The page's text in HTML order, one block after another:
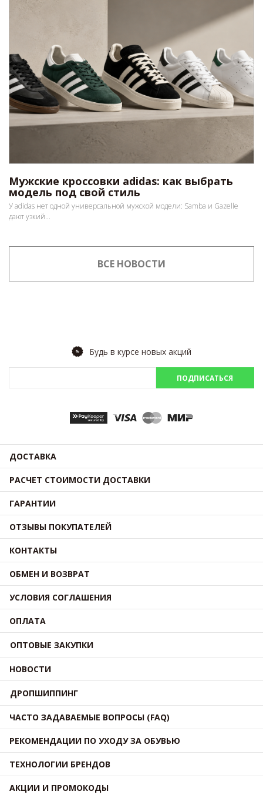
Мужские кроссовки adidas: как выбрать
модель под свой стиль
У adidas нет одной универсальной мужской модели: Samba и Gazelle
дают узкий...
ВСЕ НОВОСТИ
Будь в курсе новых акций
ПОДПИСАТЬСЯ
ДОСТАВКА
РАСЧЕТ СТОИМОСТИ ДОСТАВКИ
ГАРАНТИИ
ОТЗЫВЫ ПОКУПАТЕЛЕЙ
КОНТАКТЫ
ОБМЕН И ВОЗВРАТ
УСЛОВИЯ СОГЛАШЕНИЯ
ОПЛАТА
ОПТОВЫЕ ЗАКУПКИ
НОВОСТИ
ДРОПШИППИНГ
ЧАСТО ЗАДАВАЕМЫЕ ВОПРОСЫ (FAQ)
РЕКОМЕНДАЦИИ ПО УХОДУ ЗА ОБУВЬЮ
ТЕХНОЛОГИИ БРЕНДОВ
АКЦИИ И ПРОМОКОДЫ